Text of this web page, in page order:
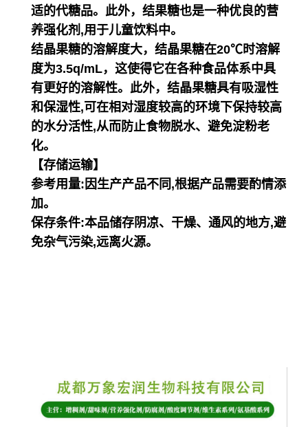
适的代糖品。此外，结果糖也是一种优良的营
养强化剂,用于儿童饮料中。
结晶果糖的溶解度大，结晶果糖在20℃时溶解
度为3.5q/mL，这使得它在各种食品体系中具
有更好的溶解性。此外，结晶果糖具有吸湿性
和保湿性,可在相对湿度较高的环境下保持较高
的水分活性,从而防止食物脱水、避免淀粉老
化。
【存储运输】
参考用量:因生产产品不同,根据产品需要酌情添
加。
保存条件:本品储存阴凉、干燥、通风的地方,避
免杂气污染,远离火源。